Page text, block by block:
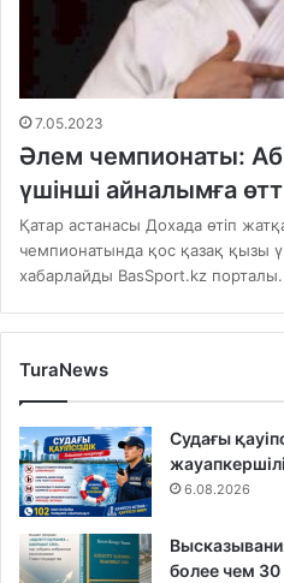
7.05.2023
Әлем чемпионаты:
үшінші айналымға
Қатар астанасы Дохада өтіп
чемпионатында қос қазақ қызы
хабарлайды BasSport.kz
TuraNews
Судағы
6.08.2026
более чем